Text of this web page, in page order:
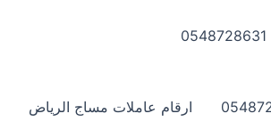
ارقام عاملات مساج الرياض